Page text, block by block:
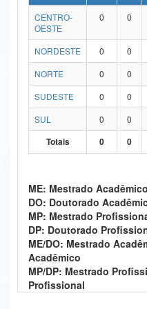
Ministério da Ciência, Tecnologia,
Ministério do Turismo
Ministério do Desenvolvimento Regional
Ministério da Mulher, da Família e dos
Banco Central do Brasil
CENTRO-
OESTE
0 0
NORDESTE 0 0
NORTE
0 0
SUDESTE
0 0
SUL
0 0
Totais
0 0
ME: Mestrado Acadêmico
DO: Doutorado
MP: Mestrado
DP: Doutorado
ME/DO: Mestrado
Acadêmico
MP/DP: Mestrado
Profissional